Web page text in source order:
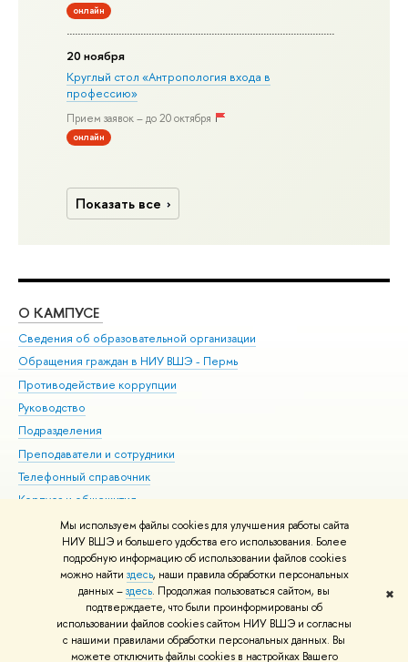
Мы используем файлы cookies для улучшения работы сайта
НИУ ВШЭ и большего удобства его использования. Более
подробную информацию об использовании файлов cookies
можно найти здесь, наши правила обработки персональных
данных –здесь. Продолжая пользоваться сайтом, вы
подтверждаете, что были проинформированы об
использовании файлов cookies сайтом НИУ ВШЭ и согласны
с нашими правилами обработки персональных данных. Вы
можете отключить файлы cookies в настройках Вашего
✖
онлайн
20 ноября
Круглый стол «Антропология входа в
профессию»
Прием заявок – до 20 октября
онлайн
Показать все
О КАМПУСЕ
Сведения об образовательной организации
Обращения граждан в НИУ ВШЭ - Пермь
Противодействие коррупции
Руководство
Подразделения
Преподаватели и сотрудники
Телефонный справочник
Корпуса и общежития
ВШЭ для студентов с ограниченными возможностями
здоровья и инвалидностью
Единая платежная страница
© НИУ ВШЭ 1993–2026 Условия использования материалов Адреса
и контакты Карта сайта
Шрифты HSE Sans и HSE Slab разработаны вШколе дизайна НИУ ВШЭ